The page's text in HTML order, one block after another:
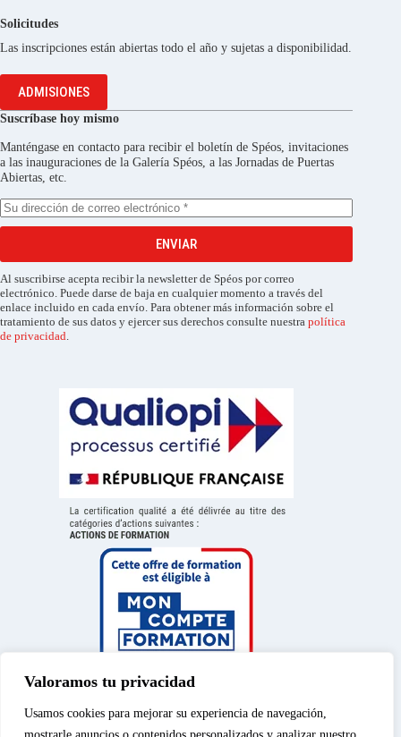
Valoramos tu privacidad
Usamos cookies para mejorar su experiencia de navegación,
Solicitudes
Las inscripciones están abiertas todo el año y sujetas a disponibilidad.
ADMISIONES
Suscríbase hoy mismo
Manténgase en contacto para recibir el boletín de Spéos, invitaciones
a las inauguraciones de la Galería Spéos, a las Jornadas de Puertas
Abiertas, etc.
ENVIAR
Al suscribirse acepta recibir la newsletter de Spéos por correo
electrónico. Puede darse de baja en cualquier momento a través del
enlace incluido en cada envío. Para obtener más información sobre el
tratamiento de sus datos y ejercer sus derechos consulte nuestra política
de privacidad.